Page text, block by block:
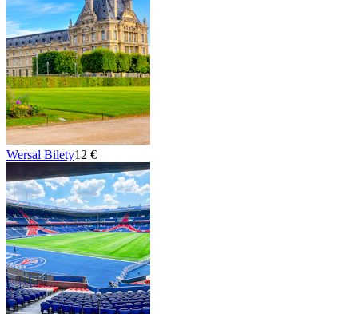
Wersal Bilety12 €